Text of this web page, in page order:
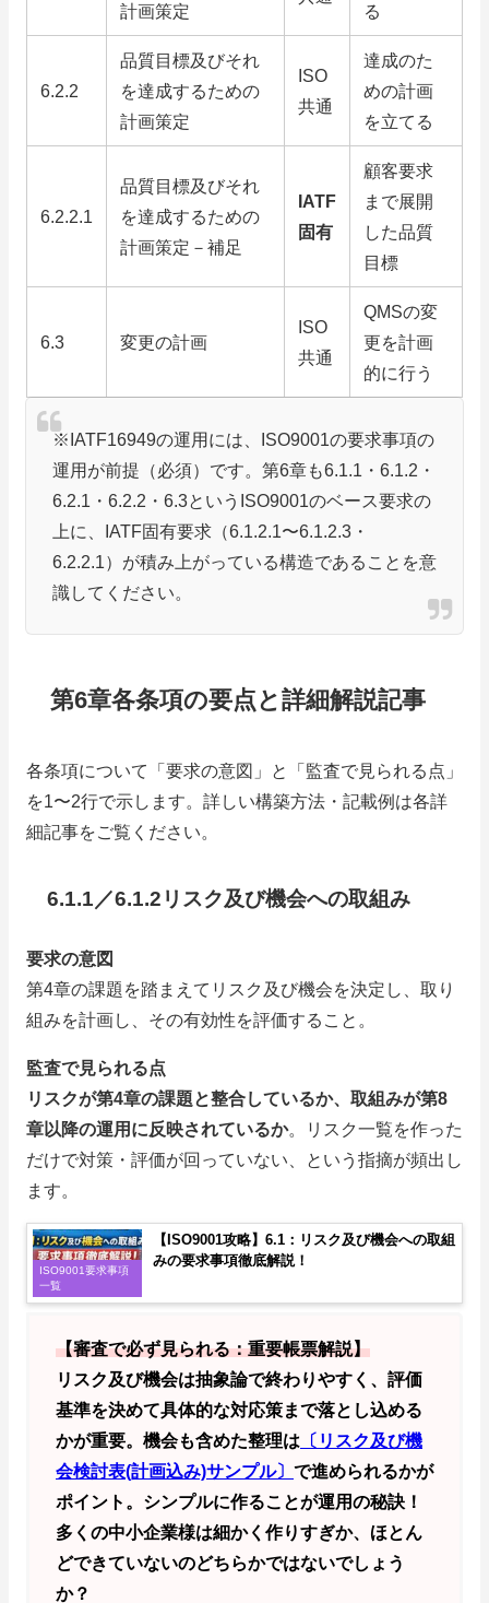
計画策定
る
6.2.2
品質目標及びそれ
を達成するための
計画策定
ISO
共通
達成のた
めの計画
を立てる
6.2.2.1
品質目標及びそれ
を達成するための
計画策定－補足
IATF
固有
顧客要求
まで展開
した品質
目標
6.3 変更の計画
ISO
共通
QMSの変
更を計画
的に行う
※IATF16949の運用には、ISO9001の要求事項の
運用が前提（必須）です。第6章も6.1.1・6.1.2・
6.2.1・6.2.2・6.3というISO9001のベース要求の
上に、IATF固有要求（6.1.2.1〜6.1.2.3・
6.2.2.1）が積み上がっている構造であることを意
識してください。
第6章各条項の要点と詳細解説記事
各条項について「要求の意図」と「監査で見られる点」
を1〜2行で示します。詳しい構築方法・記載例は各詳
細記事をご覧ください。
6.1.1／6.1.2リスク及び機会への取組み
要求の意図
第4章の課題を踏まえてリスク及び機会を決定し、取り
組みを計画し、その有効性を評価すること。
監査で見られる点
リスクが第4章の課題と整合しているか、取組みが第8
章以降の運用に反映されているか。リスク一覧を作った
だけで対策・評価が回っていない、という指摘が頻出し
ます。
ISO9001要求事項
一覧
【ISO9001攻略】6.1：リスク及び機会への取組
みの要求事項徹底解説！
【審査で必ず見られる：重要帳票解説】
リスク及び機会は抽象論で終わりやすく、評価
基準を決めて具体的な対応策まで落とし込める
かが重要。機会も含めた整理は 〔リスク及び機
会検討表(計画込み)サンプル〕 で進められるかが
ポイント。シンプルに作ることが運用の秘訣！
多くの中小企業様は細かく作りすぎか、ほとん
どできていないのどちらかではないでしょう
か？